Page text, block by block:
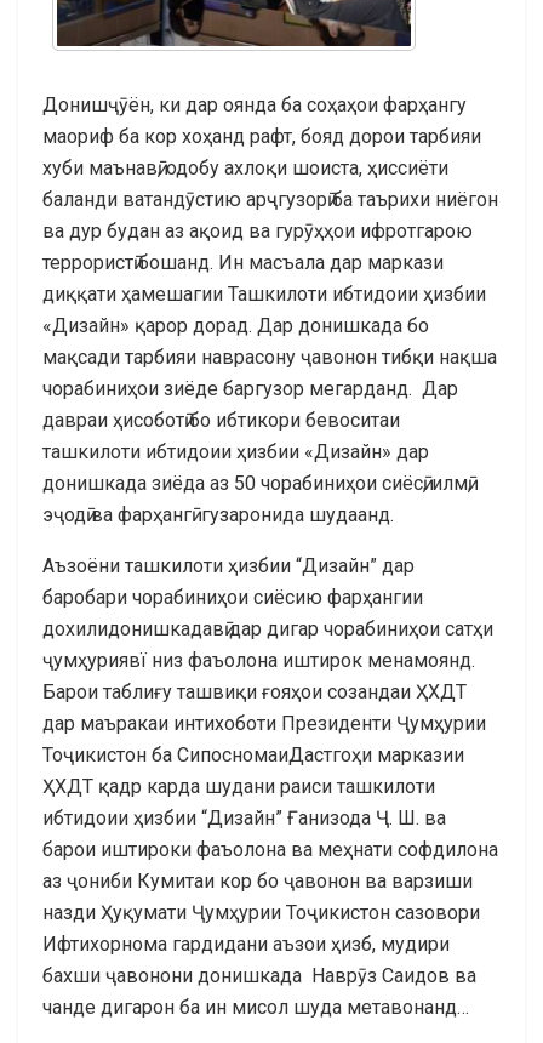
Донишҷӯён, ки дар оянда ба соҳаҳои фарҳангу
маориф ба кор хоҳанд рафт, бояд дорои тарбияи
хуби маънавӣ, одобу ахлоқи шоиста, ҳиссиёти
баланди ватандӯстию арҷгузорӣ ба таърихи ниёгон
ва дур будан аз ақоид ва гурӯҳҳои ифротгарою
террористӣ бошанд. Ин масъала дар маркази
диққати ҳамешагии Ташкилоти ибтидоии ҳизбии
«Дизайн» қарор дорад. Дар донишкада бо
мақсади тарбияи наврасону ҷавонон тибқи нақша
чорабиниҳои зиёде баргузор мегарданд. Дар
давраи ҳисоботӣ бо ибтикори бевоситаи
ташкилоти ибтидоии ҳизбии «Дизайн» дар
донишкада зиёда аз 50 чорабиниҳои сиёсӣ, илмӣ,
эҷодӣ ва фарҳангӣ гузаронида шудаанд.
Аъзоёни ташкилоти ҳизбии “Дизайн” дар
баробари чорабиниҳои сиёсию фарҳангии
дохилидонишкадавӣ дар дигар чорабиниҳои сатҳи
ҷумҳуриявї низ фаъолона иштирок менамоянд.
Барои таблиғу ташвиқи ғояҳои созандаи ҲХДТ
дар маъракаи интихоботи Президенти Ҷумҳурии
Тоҷикистон ба СипосномаиДастгоҳи марказии
ҲХДТ қадр карда шудани раиси ташкилоти
ибтидоии ҳизбии “Дизайн” Ғанизода Ҷ. Ш. ва
барои иштироки фаъолона ва меҳнати софдилона
аз ҷониби Кумитаи кор бо ҷавонон ва варзиши
назди Ҳуқумати Ҷумҳурии Тоҷикистон сазовори
Ифтихорнома гардидани аъзои ҳизб, мудири
бахши ҷавонони донишкада Наврӯз Саидов ва
чанде дигарон ба ин мисол шуда метавонанд…